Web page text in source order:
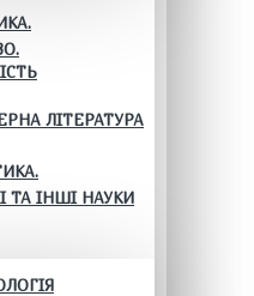
ЛІТЕРАТУРА
ТА ІНШІ НАУКИ